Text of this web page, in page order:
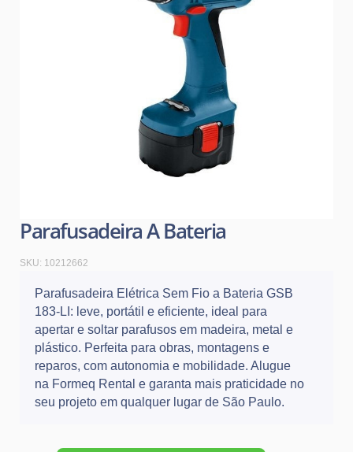
Parafusadeira A Bateria
SKU: 10212662
Parafusadeira Elétrica Sem Fio a Bateria GSB
183-LI: leve, portátil e eficiente, ideal para
apertar e soltar parafusos em madeira, metal e
plástico. Perfeita para obras, montagens e
reparos, com autonomia e mobilidade. Alugue
na Formeq Rental e garanta mais praticidade no
seu projeto em qualquer lugar de São Paulo.